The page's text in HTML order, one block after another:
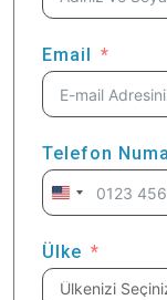
Email
Telefon
United
+1
Ülke